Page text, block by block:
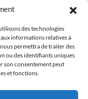
des technologies
informations relatives à
permettra de traiter des
ou des identifiants uniques
son consentement peut
et fonctions.